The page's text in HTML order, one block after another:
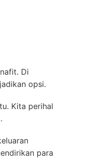
Di
opsi.
Kita perihal
para